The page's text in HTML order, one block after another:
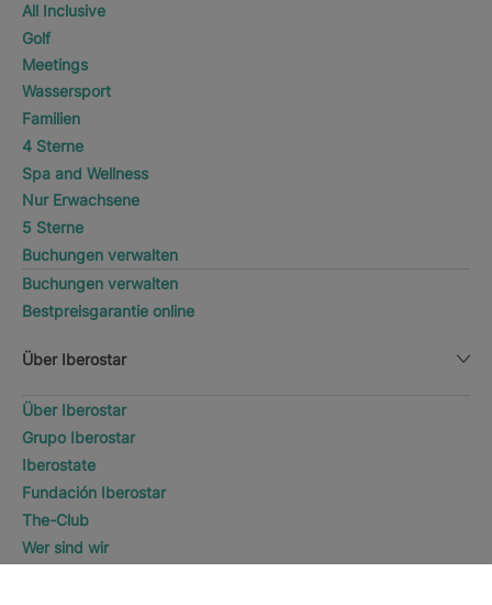
All Inclusive
Golf
Meetings
Wassersport
Familien
4 Sterne
Spa and Wellness
Nur Erwachsene
5 Sterne
Buchungen verwalten
Buchungen verwalten
Bestpreisgarantie online
Über Iberostar
Über Iberostar
Grupo Iberostar
Iberostate
Fundación Iberostar
The-Club
Wer sind wir